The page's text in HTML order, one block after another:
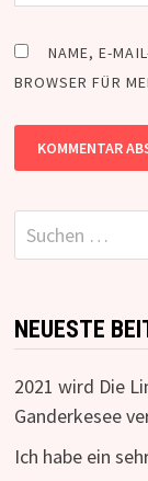
NAME, E-
BROWSER FÜR
Suchen
nach:
NEUESTE
2021 wird Die
Ganderkesee
Ich habe ein